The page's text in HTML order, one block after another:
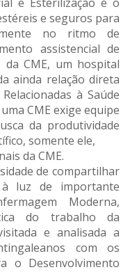
e seguros para
no ritmo de
assistencial de
CME, um hospital
ainda relação direta
à Saúde
CME exige equipe
da produtividade
somente ele,
da CME.
de compartilhar
à luz de importante
Moderna,
do trabalho da
e analisada a
com os
o Desenvolvimento